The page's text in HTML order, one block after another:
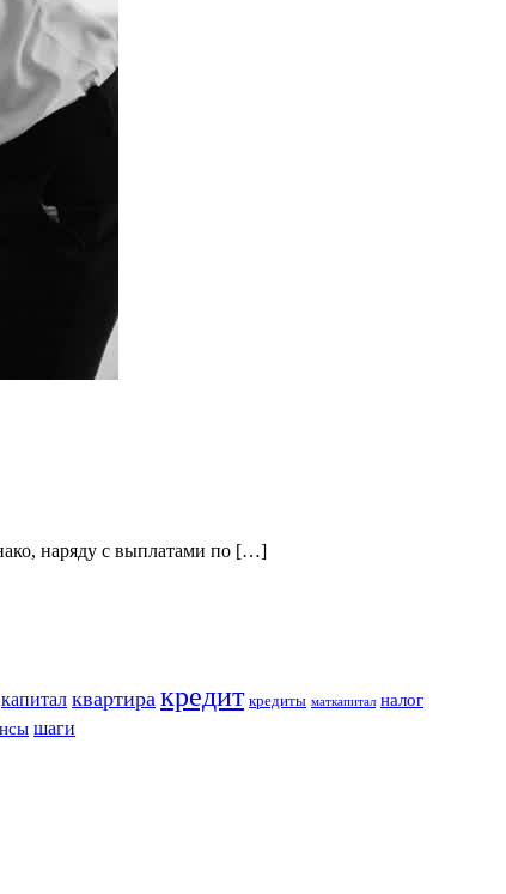
наряду с выплатами по […]
капитал квартира кредит кредиты маткапитал налог
шаги